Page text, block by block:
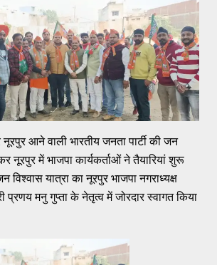
आने वाली भारतीय जनता पार्टी की जन
नूरपुर में भाजपा कार्यकर्ताओं ने तैयारियां शुरू
विश्वास यात्रा का नूरपुर भाजपा नगराध्यक्ष
प्रणय मनु गुप्ता के नेतृत्व में जोरदार स्वागत किया